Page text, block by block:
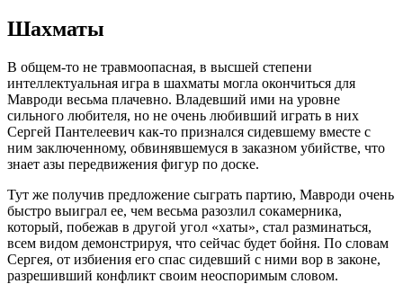
Шахматы
В общем-то не травмоопасная, в высшей степени
интеллектуальная игра в шахматы могла окончиться для
Мавроди весьма плачевно. Владевший ими на уровне
сильного любителя, но не очень любивший играть в них
Сергей Пантелеевич как-то признался сидевшему вместе с
ним заключенному, обвинявшемуся в заказном убийстве, что
знает азы передвижения фигур по доске.
Тут же получив предложение сыграть партию, Мавроди очень
быстро выиграл ее, чем весьма разозлил сокамерника,
который, побежав в другой угол «хаты», стал разминаться,
всем видом демонстрируя, что сейчас будет бойня. По словам
Сергея, от избиения его спас сидевший с ними вор в законе,
разрешивший конфликт своим неоспоримым словом.